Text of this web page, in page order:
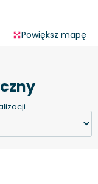
Powiększ mapę